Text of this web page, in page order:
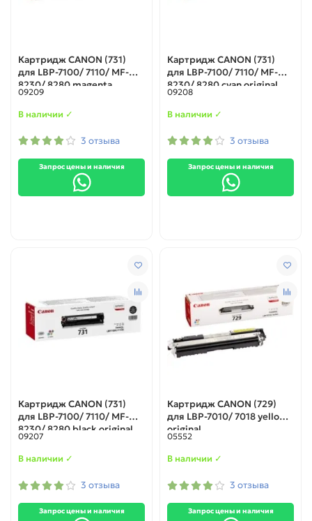
Картридж CANON (731)
для LBP-7100/ 7110/ MF-
8230/ 8280 magenta
original
09209
В наличии ✓
3 отзыва
Запрос цены и наличия
Картридж CANON (731)
для LBP-7100/ 7110/ MF-
8230/ 8280 cyan original
09208
В наличии ✓
3 отзыва
Запрос цены и наличия
Картридж CANON (731)
для LBP-7100/ 7110/ MF-
8230/ 8280 black original
09207
В наличии ✓
3 отзыва
Запрос цены и наличия
Картридж CANON (729)
для LBP-7010/ 7018 yellow
original
05552
В наличии ✓
3 отзыва
Запрос цены и наличия